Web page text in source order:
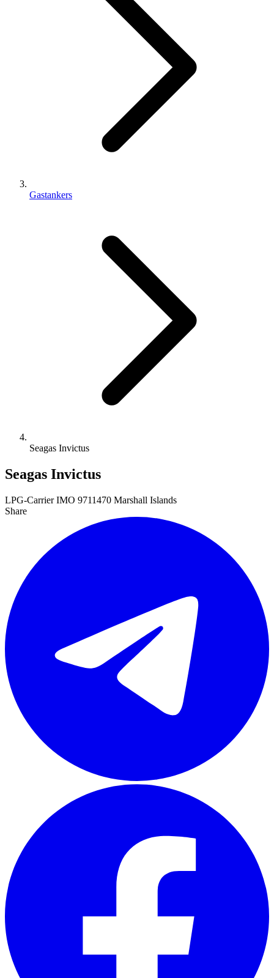
Gastankers
Seagas Invictus
Seagas Invictus
LPG-Carrier IMO 9711470 Marshall Islands
Share